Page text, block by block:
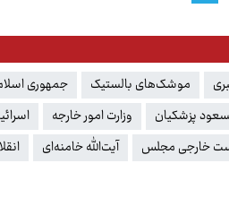
موشک‌های بالستیک جمهوری
پزشکیان وزارت امور خارجه
خارجی مجلس
آیت‌الله خامنه‌ای